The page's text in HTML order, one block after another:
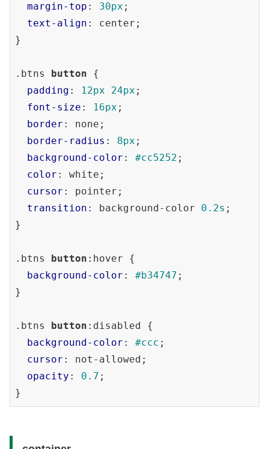
margin-top : 30px ;
text-align : center;
}
.btns button {
padding : 12px 24px ;
font-size : 16px ;
border : none;
border-radius : 8px ;
background-color : #cc5252 ;
color : white;
cursor : pointer;
transition : background-color 0.2s ;
}
.btns button :hover {
background-color : #b34747 ;
}
.btns button :disabled {
background-color : #ccc ;
cursor : not-allowed;
opacity : 0.7 ;